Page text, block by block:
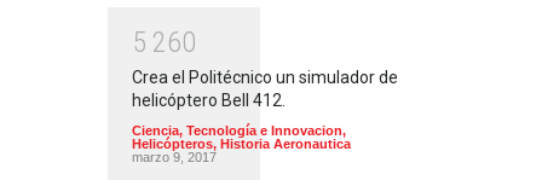
5 260
Crea el Politécnico un simulador de
helicóptero Bell 412.
Ciencia, Tecnología e Innovacion,
Helicópteros, Historia Aeronautica
marzo 9, 2017